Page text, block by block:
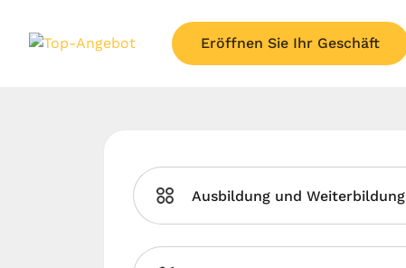
Eröffnen Sie Ihr Geschäft
Ausbildung und Weiterbildung